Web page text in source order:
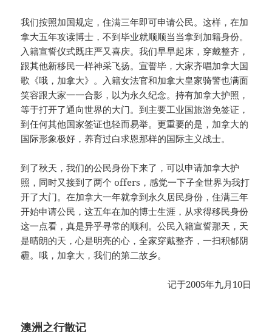
我们按照加国规定，住满三年即可申请公民。这样，在加
拿大五年攻读博士，不到毕业就顺顺当当拿到加籍身份。
入籍宣誓仪式既庄严又喜庆。我们早早起床，穿戴整齐，
跟其他新移民一样神采飞扬。宣誓毕，大家齐唱加拿大国
歌《哦，加拿大》。入籍女法官和加拿大皇家骑警也满面
笑容跟大家一一合影，以为永久纪念。持有加拿大护照，
等于打开了通向世界的大门。到主要工业国旅游免签证，
到任何其他国家签证也轻而易举。更重要的是，加拿大的
国际形象极好，养育过白求恩那样的国际主义战士。
到了秋天，我们的公民身份下来了，可以申请加拿大护
照，同时又接到了两个 offers，感觉一下子全世界为我打
开了大门。在加拿大一年就拿到永久居民身份，住满三年
开始申请公民，这五年在加的博士生涯，从求得移民身份
这一点看，真是异乎寻常的顺利。公民入籍宣誓那天，天
是晴朗的天，心是明亮的心，全家穿戴整齐，一扫积郁阴
霾。哦，加拿大，我们的第二故乡。
记于2005年九月10日
澳洲之行散记